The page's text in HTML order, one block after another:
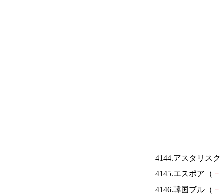
4144.アスタリス
4145.エスポア（ －
4146.韓国ブル（ －